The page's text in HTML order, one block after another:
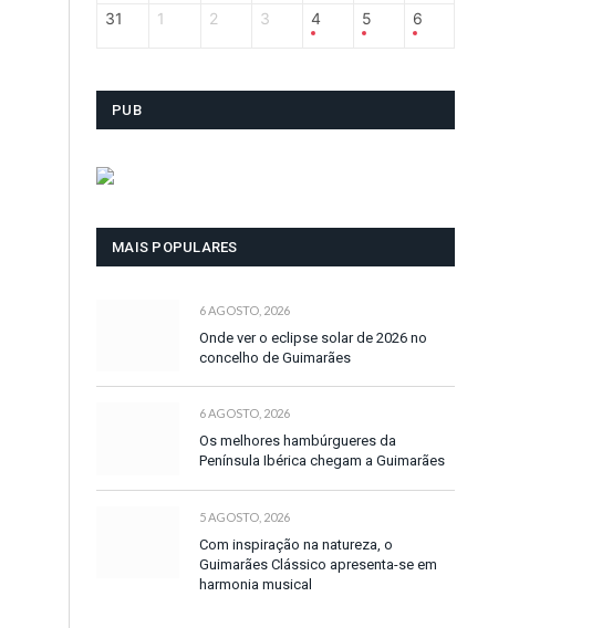
31 1 2 3 4 5 6
PUB
MAIS POPULARES
6 AGOSTO, 2026
Onde ver o eclipse solar de 2026 no
concelho de Guimarães
6 AGOSTO, 2026
Os melhores hambúrgueres da
Península Ibérica chegam a Guimarães
5 AGOSTO, 2026
Com inspiração na natureza, o
Guimarães Clássico apresenta-se em
harmonia musical